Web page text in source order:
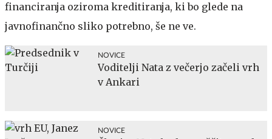
financiranja oziroma kreditiranja, ki bo glede na
javnofinančno sliko potrebno, še ne ve.
NOVICE
Voditelji Nata z večerjo začeli vrh
v Ankari
NOVICE